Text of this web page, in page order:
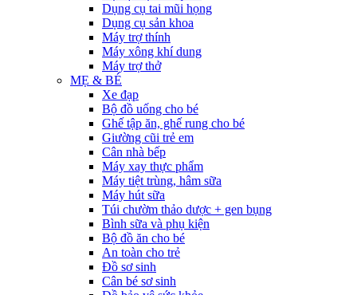
Dụng cụ tai mũi họng
Dụng cụ sản khoa
Máy trợ thính
Máy xông khí dung
Máy trợ thở
MẸ & BÉ
Xe đạp
Bộ đồ uống cho bé
Ghế tập ăn, ghế rung cho bé
Giường cũi trẻ em
Cân nhà bếp
Máy xay thực phẩm
Máy tiệt trùng, hâm sữa
Máy hút sữa
Túi chườm thảo dược + gen bụng
Bình sữa và phụ kiện
Bộ đồ ăn cho bé
An toàn cho trẻ
Đồ sơ sinh
Cân bé sơ sinh